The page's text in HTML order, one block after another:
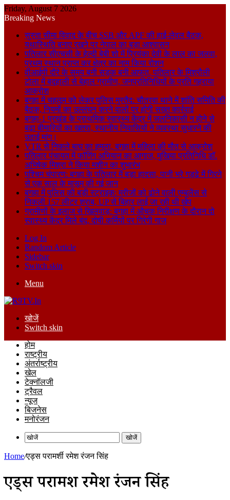
Friday, August 7 2026
Breaking News
सुस्ता सीमा विवाद के बीच SSB और APF की हाई-लेवल बैठक,
यथास्थिति बनाए रखने पर नेपाल का बड़ा आश्वासन
पतिलार सीएचसी के हेल्दी बेबी शो में प्रियंका देवी के लाल का जलवा,
प्रथम स्थान प्राप्त कर क्षेत्र का नाम किया रोशन
वीआईपी दौरे के समय बनी सड़क बनी आफत, पतिलार के मिश्रौली
टोला में बदहाली से बेहाल ग्रामीण, जनप्रतिनिधियों के प्रति गहराया
आक्रोश
बगहा में चहलूम को लेकर पुलिस मुस्तैद: चौतरवा थाने में शांति समिति की
बैठक, नियमों का उल्लंघन करने वालों पर होगी सख्त कार्रवाई
बगहा-1 प्रखंड के प्राथमिक स्वास्थ्य केंद्र में जलनिकासी न होने से
बढ़ा बीमारियों का खतरा, स्थानीय निवासियों ने व्यवस्था सुधारने की
उठाई मांग।
VTR से निकले बाघ का हमला, बगहा में महिला की मौत से आक्रोश
पतिलार पंचायत में फॉगिंग अभियान का आगाज, मुखिया प्रतिनिधि डॉ.
अभिषेक मिश्रा ने किया मशीन का शुभारंभ
पश्चिम चंपारण: बगहा के पतिलार में बड़ा हादसा, पानी भरे गड्ढे में गिरने
से एक साल के मासूम की गई जान
बगहा में पुलिस की बड़ी स्ट्राइक: मरीजों को ढोने वाली एम्बुलेंस से
निकली 157 लीटर शराब, UP से बिहार लाई जा रही थी खेप
ग्रामीणों के इलाज से खिलवाड़: बगहा में औचक निरीक्षण के दौरान दो
स्वास्थ्य केंद्र मिले बंद, दोषी कर्मियों पर गिरेगी गाज
Log In
Random Article
Sidebar
Switch skin
Menu
खोजें
Switch skin
होम
राष्ट्रीय
अंतर्राष्ट्रीय
खेल
टेक्नॉलजी
ट्रैवल
न्यूज
बिजनेस
मनोरंजन
खोजें
Home/एड्स परामर्शी रमेश रंजन सिंह
एड्स परामर्शी रमेश रंजन सिंह